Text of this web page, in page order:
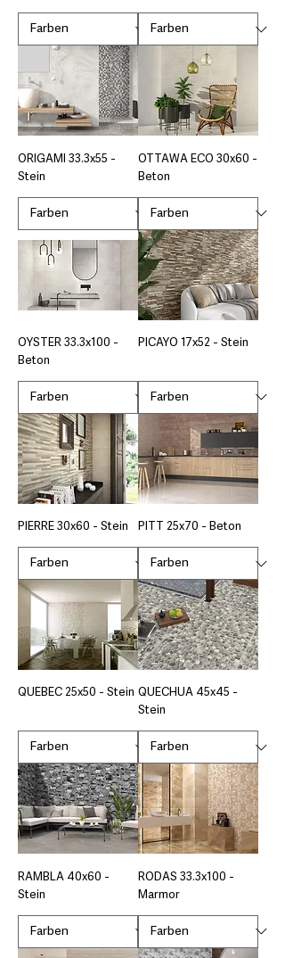
ORIGAMI 33.3x55 -
Stein
OTTAWA ECO 30x60 -
Beton
OYSTER 33.3x100 -
Beton
PICAYO 17x52 - Stein
PIERRE 30x60 - Stein PITT 25x70 - Beton
QUEBEC 25x50 - Stein QUECHUA 45x45 -
Stein
RAMBLA 40x60 -
Stein
RODAS 33.3x100 -
Marmor